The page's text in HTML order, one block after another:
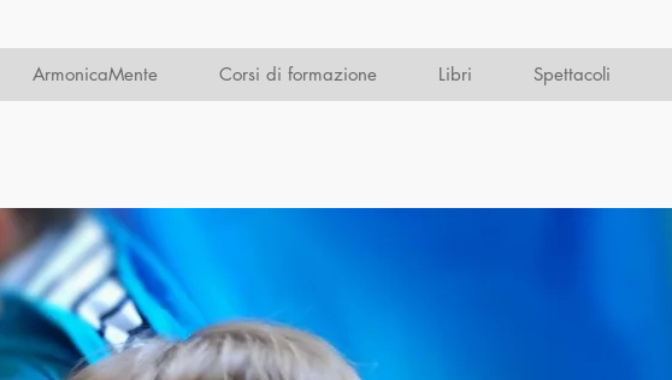
ArmonicaMente Corsi di formazione Libri Spettacoli